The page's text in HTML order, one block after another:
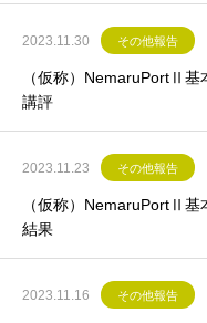
2023.11.30 その他報告
（仮称）NemaruPortⅡ
講評
2023.11.23 その他報告
（仮称）NemaruPortⅡ
結果
2023.11.16 その他報告